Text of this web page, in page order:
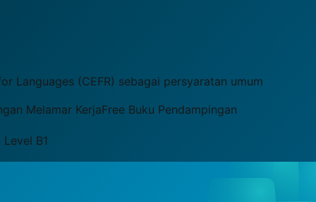
Languages (CEFR) sebagai persyaratan umum
Melamar KerjaFree Buku Pendampingan
B1